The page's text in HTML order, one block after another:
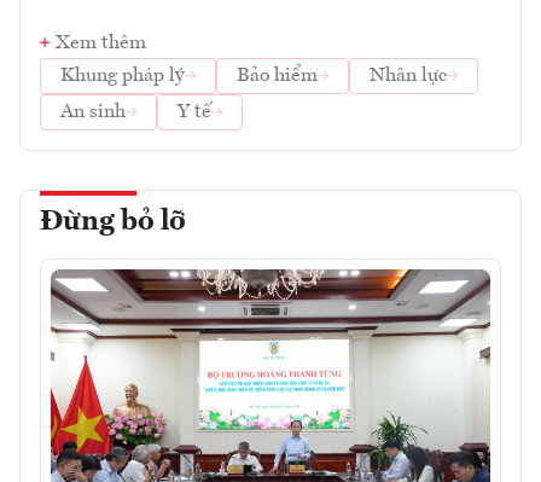
Xem thêm
Khung pháp lý
Bảo hiểm
Nhân lực
An sinh
Y tế
Đừng bỏ lỡ